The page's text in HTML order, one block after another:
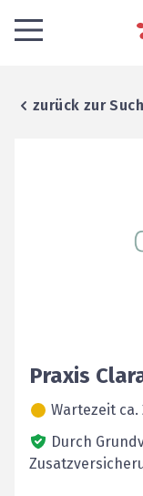
zurück zur
Praxis
Wartezeit ca.
Durch